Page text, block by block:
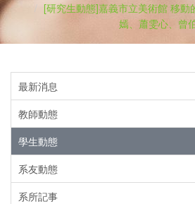
[研究生動態]嘉義市立美術館 移動
嫣、蕭雯心、曾
最新消息
教師動態
學生動態
系友動態
系所記事